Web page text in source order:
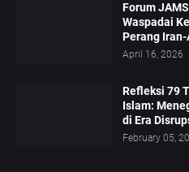
Forum
Waspadai
Perang Iran-
April 16, 2026
Refleksi 79
Islam:
di Era
February 05,